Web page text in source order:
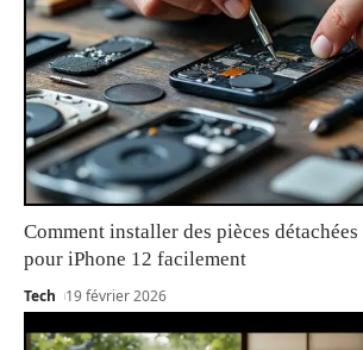
Comment installer des pièces
pour iPhone 12 facilement
Tech 19 février 2026